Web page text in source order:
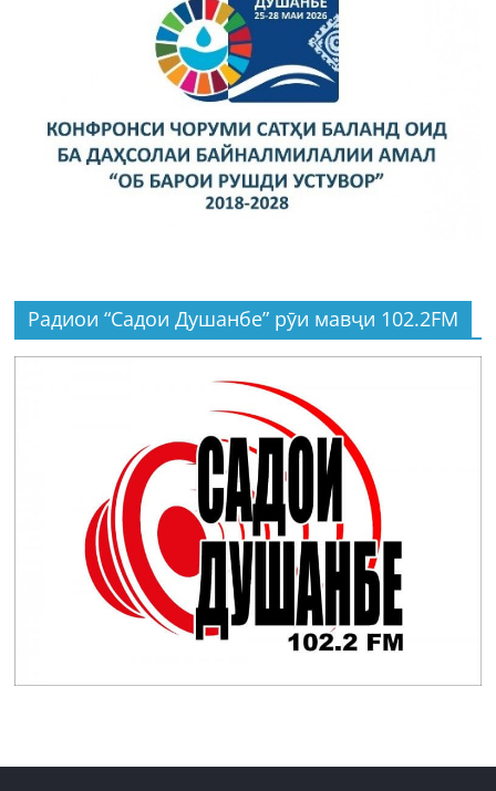
Радиои “Садои Душанбе” рӯи мавҷи 102.2FM